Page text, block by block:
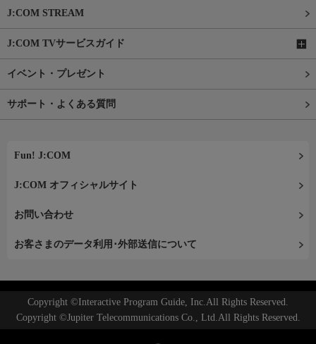
J:COM STREAM
J:COM TVサービスガイド
イベント・プレゼント
サポート・よくある質問
Fun! J:COM
J:COM オフィシャルサイト
お問い合わせ
お客さまのデータ利用･外部送信について
Copyright ©Interactive Program Guide, Inc.All Rights Reserved.
Copyright ©Jupiter Telecommunications Co., Ltd.All Rights Reserved.